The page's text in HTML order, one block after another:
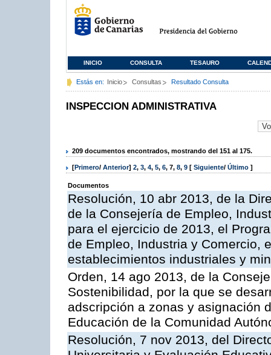
INICIO CONSULTA TESAURO
Estás en: Inicio Consultas Resultado Consulta
INSPECCION ADMINISTRATIVA
209 documentos encontrados, mostrando del 151 al 175.
[Primero/ Anterior] 2, 3, 4, 5, 6, 7, 8, 9 [ Siguiente/ Último ]
Documentos
Resolución, 10 abr 2013, de la
de la Consejería de Empleo,
para el ejercicio de 2013, el
de Empleo, Industria y Comercio,
establecimientos industriales y
Orden, 14 ago 2013, de la
Sostenibilidad, por la que se
adscripción a zonas y asignación
Educación de la Comunidad
Resolución, 7 nov 2013, del